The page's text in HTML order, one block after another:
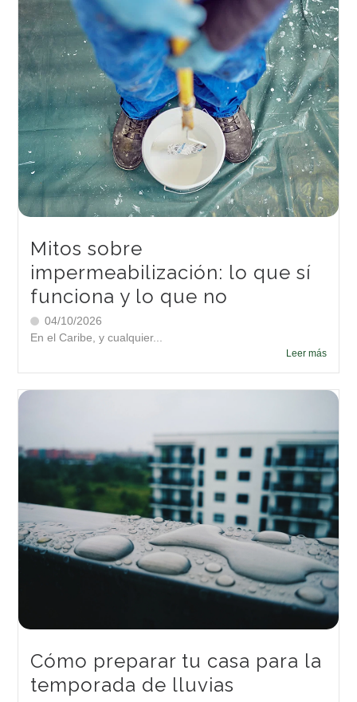
Mitos sobre
impermeabilización: lo que sí
funciona y lo que no
04/10/2026
En el Caribe, y cualquier...
Leer más
Cómo preparar tu casa para la
temporada de lluvias